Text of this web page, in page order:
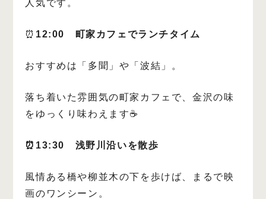
人気です。
⏰ 12:00 町家カフェでランチタイム
おすすめは「多聞」や「波結」。
落ち着いた雰囲気の町家カフェで、金沢の味
をゆっくり味わえます☕️
⏰13:30 浅野川沿いを散歩
風情ある橋や柳並木の下を歩けば、まるで映
画のワンシーン。